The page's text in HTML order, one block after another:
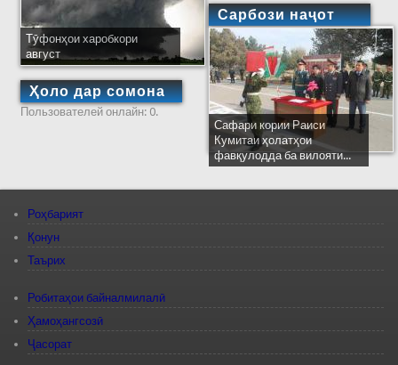
Тӯфонҳои харобкори
август
Ҳоло дар сомона
Пользователей онлайн: 0.
Сарбози наҷот
Сафари кории Раиси
Кумитаи ҳолатҳои
фавқулодда ба вилояти...
Роҳбарият
Қонун
Таърих
Робитаҳои байналмилалӣ
Ҳамоҳангсозӣ
Ҷасорат